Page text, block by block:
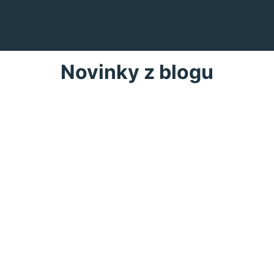
Novinky z blogu